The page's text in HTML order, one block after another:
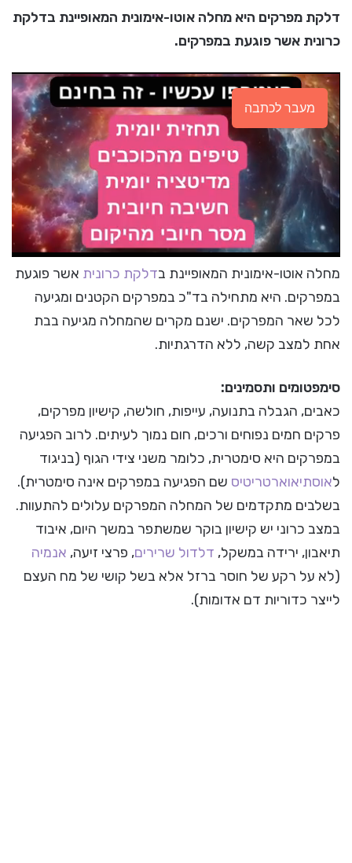
דלקת מפרקים היא מחלה אוטו-אימונית המאופיינת בדלקת
כרונית אשר פוגעת במפרקים.
מעבר לכתבה
מחלה אוטו-אימונית המאופיינת בדלקת כרונית אשר פוגעת
במפרקים. היא מתחילה בד"כ במפרקים הקטנים ומגיעה
לכל שאר המפרקים. ישנם מקרים שהמחלה מגיעה בבת
אחת למצב קשה, ללא הדרגתיות.
סימפטומים ותסמינים:
כאבים, הגבלה בתנועה, עייפות, חולשה, קישיון מפרקים,
פרקים חמים נפוחים ורכים, חום נמוך לעיתים. לרוב הפגיעה
במפרקים היא סימטרית, כלומר משני צידי הגוף (בניגוד
לאוסתיאוארטריטיס שם הפגיעה במפרקים אינה סימטרית).
בשלבים מתקדמים של המחלה המפרקים עלולים להתעוות.
במצב כרוני יש קישיון בוקר שמשתפר במשך היום, איבוד
תיאבון, ירידה במשקל, דלדול שרירים, פרצי זיעה, אנמיה
(לא על רקע של חוסר ברזל אלא בשל קושי של מח העצם
לייצר כדוריות דם אדומות).